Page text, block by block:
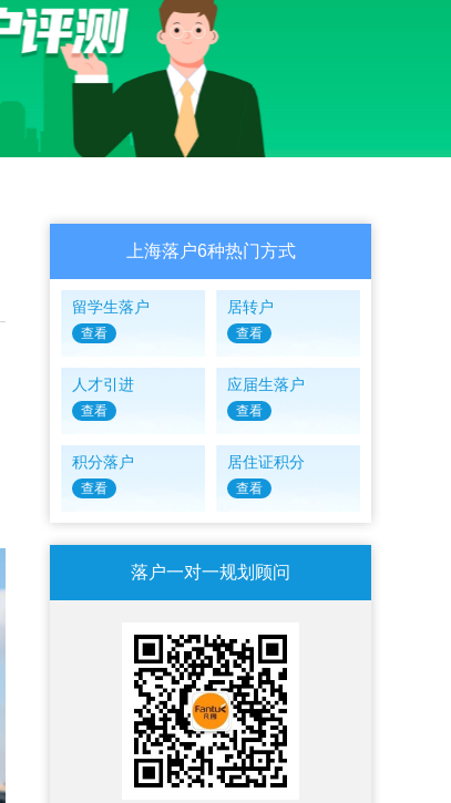
上海落户6种热门方式
留学生落户
查看
居转户
查看
人才引进
查看
应届生落户
查看
积分落户
查看
居住证积分
查看
落户一对一规划顾问